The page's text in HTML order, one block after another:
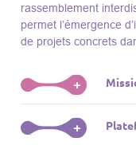
rassemblement
permet l’émergence
de projets concrets
+
Le Think Tank initie
R&D, identifie des
+